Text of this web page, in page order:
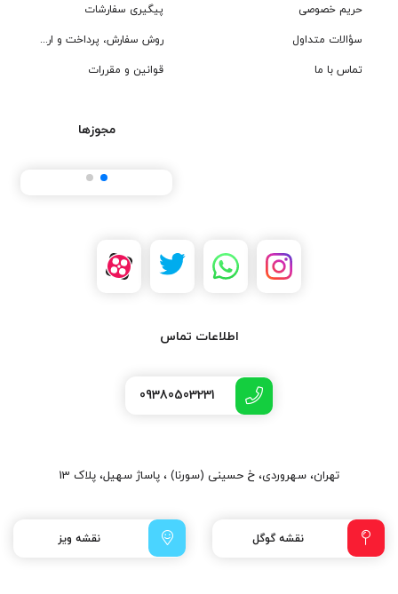
حریم خصوصی
سؤالات متداول
تماس با ما
پیگیری سفارشات
روش سفارش، پرداخت و ارسال
قوانین و مقررات
مجوزها
اطلاعات تماس
09380503231
تهران، سهروردی، خ حسینی (سورنا) ، پاساژ سهیل، پلاک 13
نقشه گوگل نقشه ویز